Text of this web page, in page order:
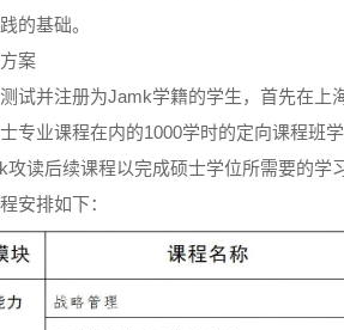
的基础。
案
试并注册为Jamk学籍的学生，首先在上
专业课程在内的1000学时的定向课程班
读后续课程以完成硕士学位所需要的学习
安排如下：